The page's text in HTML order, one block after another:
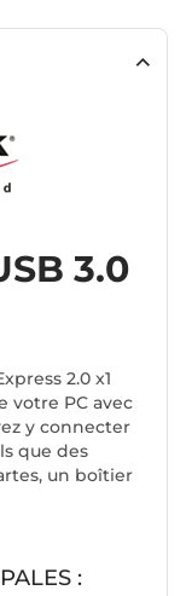
3.0
2.0 x1
votre PC avec
y connecter
que des
un boîtier
: